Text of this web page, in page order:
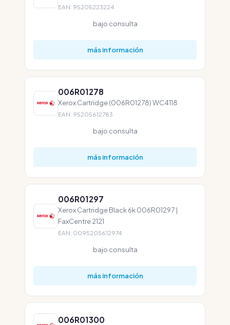
EAN: 95205223224
bajo consulta
más información
006R01278
Xerox Cartridge (006R01278) WC4118
EAN: 95205612783
bajo consulta
más información
006R01297
Xerox Cartridge Black 6k 006R01297 |
FaxCentre 2121
EAN: 0095205612974
bajo consulta
más información
006R01300